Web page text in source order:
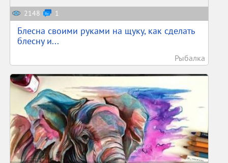
2148 1
Блесна своими руками на щуку, как сделать
блесну и...
Рыбалка